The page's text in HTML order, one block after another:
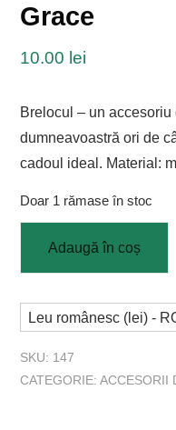
Grace
10.00 lei
Brelocul – un
dumneavoastră ori de
cadoul ideal. Material:
Doar 1 rămase în stoc
Adaugă în coș
Leu românesc (lei) -
SKU: 147
CATEGORIE: ACCESORII